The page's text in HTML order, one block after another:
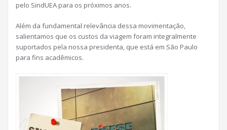
pelo SindUEA para os próximos anos.
Além da fundamental relevância dessa movimentação,
salientamos que os custos da viagem foram integralmente
suportados pela nossa presidenta, que está em São Paulo
para fins acadêmicos.